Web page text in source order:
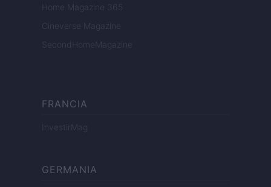
Home Magazine 365
Cineverse Magazine
SecondHomeMagazine
FRANCIA
InvestirMag
GERMANIA